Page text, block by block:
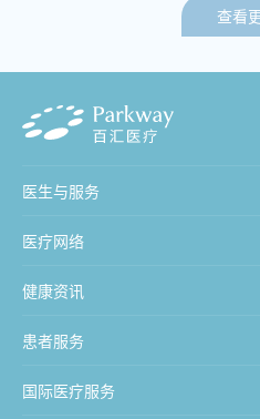
查看
医生与服务
医疗网络
健康资讯
患者服务
国际医疗服务